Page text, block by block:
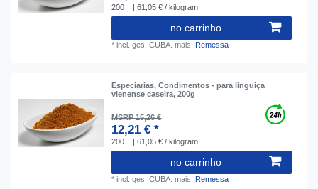
200 | 61,05 € / kilogram
no carrinho
*incl. ges. CUBA. mais. Remessa
Especiarias, Condimentos - para linguiça
vienense caseira, 200g
MSRP 15,26 €
12,21 € *
200 | 61,05 € / kilogram
no carrinho
*incl. ges. CUBA. mais. Remessa